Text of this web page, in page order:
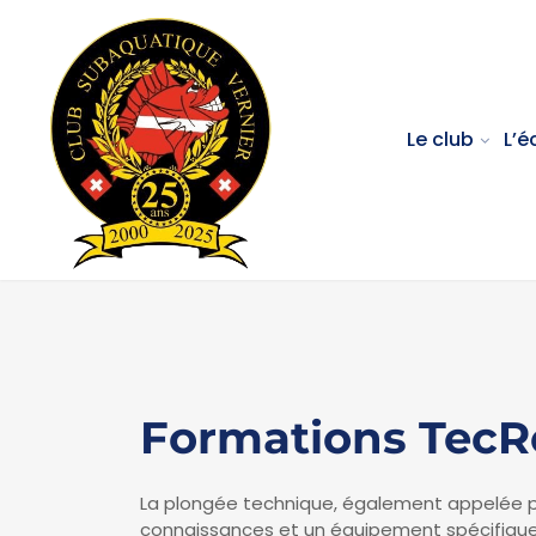
Le club
Formations
La plongée technique, également appelée
connaissances et un équipement